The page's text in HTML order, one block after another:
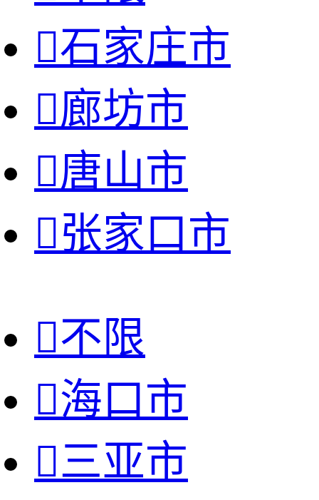
石家庄市
廊坊市
唐山市
张家口市
不限
海口市
三亚市